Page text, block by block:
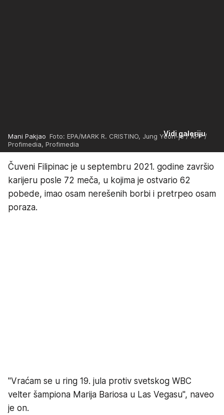
Vidi galeriju
Mani Pakjao Foto: EPA/MARK R. CRISTINO, Jung Yeon-je / AFP /
Profimedia, Profimedia
Čuveni Filipinac je u septembru 2021. godine završio
karijeru posle 72 meča, u kojima je ostvario 62
pobede, imao osam nerešenih borbi i pretrpeo osam
poraza.
"Vraćam se u ring 19. jula protiv svetskog WBC
velter šampiona Marija Bariosa u Las Vegasu", naveo
je on.